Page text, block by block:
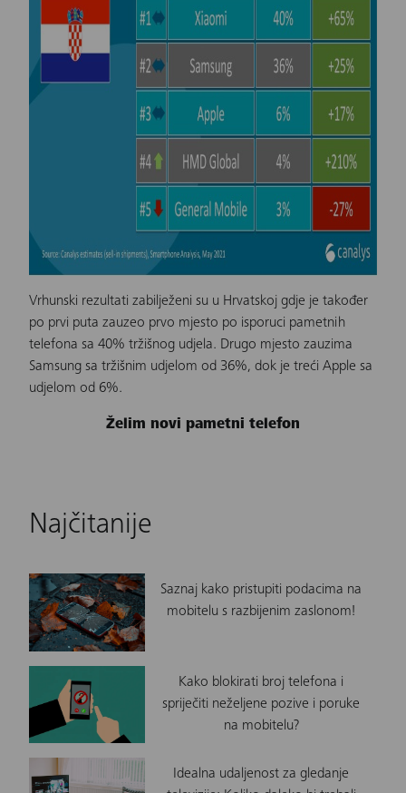
Vrhunski rezultati zabilježeni su u Hrvatskoj gdje je također
po prvi puta zauzeo prvo mjesto po isporuci pametnih
telefona sa 40% tržišnog udjela. Drugo mjesto zauzima
Samsung sa tržišnim udjelom od 36%, dok je treći Apple sa
udjelom od 6%.
Želim novi pametni telefon
Najčitanije
Saznaj kako pristupiti podacima na
mobitelu s razbijenim zaslonom!
Kako blokirati broj telefona i
spriječiti neželjene pozive i poruke
na mobitelu?
Idealna udaljenost za gledanje